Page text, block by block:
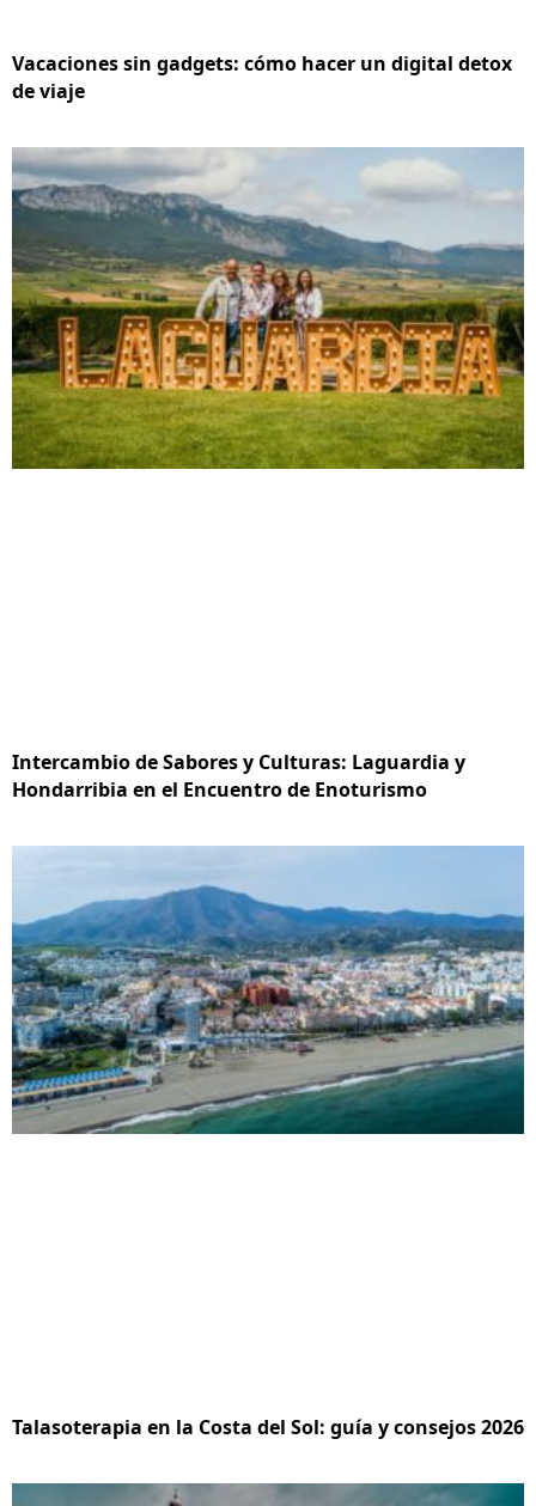
Vacaciones sin gadgets: cómo hacer un digital detox
de viaje
Intercambio de Sabores y Culturas: Laguardia y
Hondarribia en el Encuentro de Enoturismo
Talasoterapia en la Costa del Sol: guía y consejos 2026